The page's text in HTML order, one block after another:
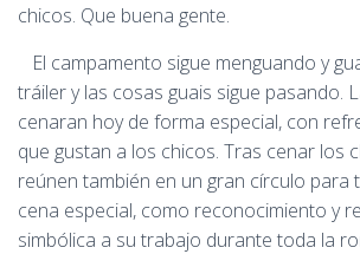
chicos. Que buena gente.
El campamento sigue menguando y
tráiler y las cosas guais sigue pasando.
cenaran hoy de forma especial, con
que gustan a los chicos. Tras cenar los
reúnen también en un gran círculo para
cena especial, como reconocimiento y
simbólica a su trabajo durante toda la